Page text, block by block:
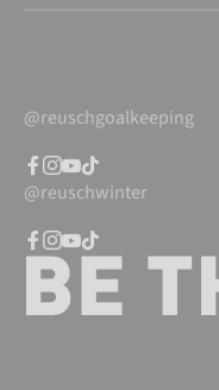
@reuschgoalkeeping
@reuschwinter